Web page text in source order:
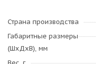
Страна производства
Габаритные размеры
(ШхДхВ), мм